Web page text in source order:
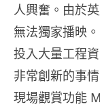
人興奮。由於
無法獨家播映
投入大量工程
非常創新的事
現場觀賞功能